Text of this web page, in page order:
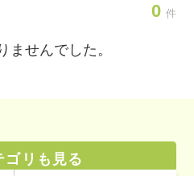
0 件
ませんでした。
ゴリも見る